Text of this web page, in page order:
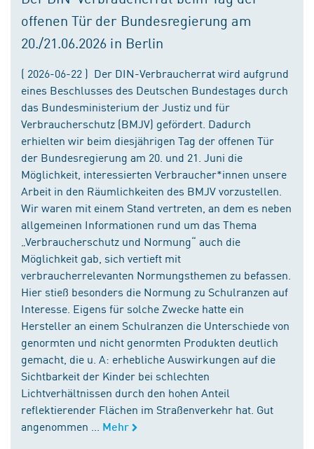
offenen Tür der Bundesregierung am
20./21.06.2026 in Berlin
( 2026-06-22 ) Der DIN-Verbraucherrat wird aufgrund
eines Beschlusses des Deutschen Bundestages durch
das Bundesministerium der Justiz und für
Verbraucherschutz (BMJV) gefördert. Dadurch
erhielten wir beim diesjährigen Tag der offenen Tür
der Bundesregierung am 20. und 21. Juni die
Möglichkeit, interessierten Verbraucher*innen unsere
Arbeit in den Räumlichkeiten des BMJV vorzustellen.
Wir waren mit einem Stand vertreten, an dem es neben
allgemeinen Informationen rund um das Thema
„Verbraucherschutz und Normung“ auch die
Möglichkeit gab, sich vertieft mit
verbraucherrelevanten Normungsthemen zu befassen.
Hier stieß besonders die Normung zu Schulranzen auf
Interesse. Eigens für solche Zwecke hatte ein
Hersteller an einem Schulranzen die Unterschiede von
genormten und nicht genormten Produkten deutlich
gemacht, die u. A: erhebliche Auswirkungen auf die
Sichtbarkeit der Kinder bei schlechten
Lichtverhältnissen durch den hohen Anteil
reflektierender Flächen im Straßenverkehr hat. Gut
angenommen ...
Mehr